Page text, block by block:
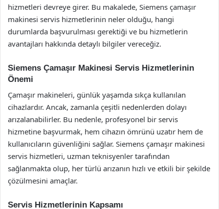
hizmetleri devreye girer. Bu makalede, Siemens çamaşır
makinesi servis hizmetlerinin neler olduğu, hangi
durumlarda başvurulması gerektiği ve bu hizmetlerin
avantajları hakkında detaylı bilgiler vereceğiz.
Siemens Çamaşır Makinesi Servis Hizmetlerinin
Önemi
Çamaşır makineleri, günlük yaşamda sıkça kullanılan
cihazlardır. Ancak, zamanla çeşitli nedenlerden dolayı
arızalanabilirler. Bu nedenle, profesyonel bir servis
hizmetine başvurmak, hem cihazın ömrünü uzatır hem de
kullanıcıların güvenliğini sağlar. Siemens çamaşır makinesi
servis hizmetleri, uzman teknisyenler tarafından
sağlanmakta olup, her türlü arızanın hızlı ve etkili bir şekilde
çözülmesini amaçlar.
Servis Hizmetlerinin Kapsamı